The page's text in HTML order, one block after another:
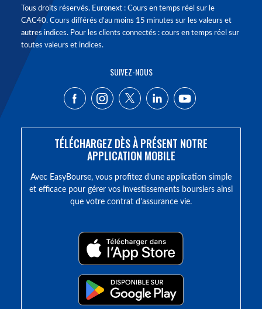
Tous droits réservés. Euronext : Cours en temps réel sur le
CAC40. Cours différés d'au moins 15 minutes sur les valeurs et
autres indices. Pour les clients connectés : cours en temps réel sur
toutes valeurs et indices.
SUIVEZ-NOUS
TÉLÉCHARGEZ DÈS À PRÉSENT NOTRE
APPLICATION MOBILE
Avec EasyBourse, vous profitez d’une application simple
et efficace pour gérer vos investissements boursiers ainsi
que votre contrat d’assurance vie.